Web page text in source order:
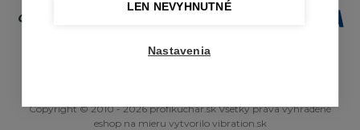
LEN NEVYHNUTNÉ
Nastavenia
Copyright © 2010 - 2026 profikuchar.sk Všetky práva vyhradené
eshop na mieru vytvorilo vibration.sk